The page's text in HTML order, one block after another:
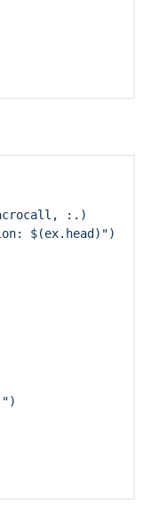
:.)
$(ex.head)")
")